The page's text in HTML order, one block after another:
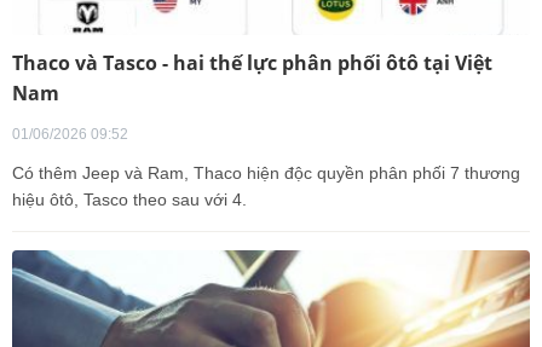
Thaco và Tasco - hai thế lực phân phối ôtô tại Việt
Nam
01/06/2026 09:52
Có thêm Jeep và Ram, Thaco hiện độc quyền phân phối 7 thương
hiệu ôtô, Tasco theo sau với 4.